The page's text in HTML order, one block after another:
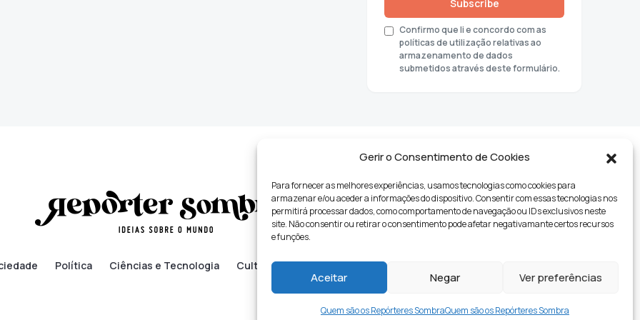
Gerir o Consentimento de Cookies
Para fornecer as melhores experiências, usamos tecnologias como cookies para
armazenar e/ou aceder a informações do dispositivo. Consentir com essas tecnologias nos
permitirá processar dados, como comportamento de navegação ou IDs exclusivos neste
site. Não consentir ou retirar o consentimento pode afetar negativamante certos recursos
e funções.
Aceitar Negar Ver preferências
Quem são os Repórteres SombraQuem são os Repórteres Sombra
Subscribe
Confirmo que li e concordo com as
políticas de utilização relativas ao
armazenamento de dados
submetidos através deste formulário.
Política Ciências e Tecnologia Cultura Lifestyle